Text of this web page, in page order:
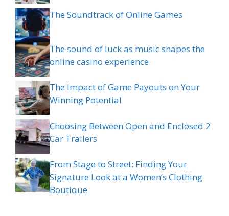
The Soundtrack of Online Games
The sound of luck as music shapes the
online casino experience
The Impact of Game Payouts on Your
Winning Potential
Choosing Between Open and Enclosed 2
Car Trailers
From Stage to Street: Finding Your
Signature Look at a Women’s Clothing
Boutique